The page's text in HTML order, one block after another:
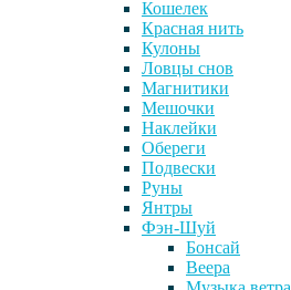
Кошелек
Красная нить
Кулоны
Ловцы снов
Магнитики
Мешочки
Наклейки
Обереги
Подвески
Руны
Янтры
Фэн-Шуй
Бонсай
Веера